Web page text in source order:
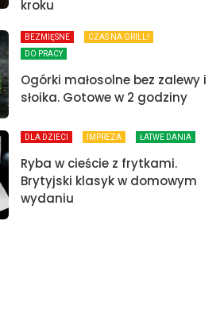
kroku
BEZMIĘSNE
CZAS NA GRILL!
DO PRACY
Ogórki małosolne bez zalewy i
słoika. Gotowe w 2 godziny
DLA DZIECI IMPREZA ŁATWE DANIA
Ryba w cieście z frytkami.
Brytyjski klasyk w domowym
wydaniu